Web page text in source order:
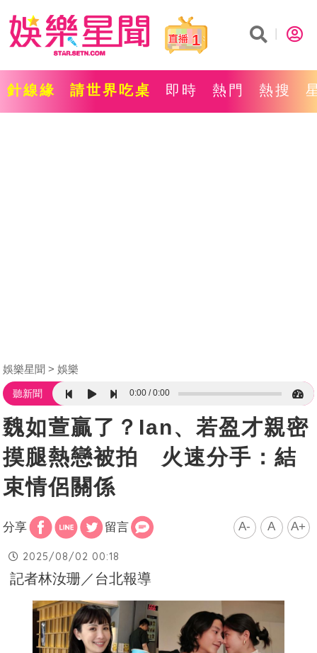
1
針線緣 請世界吃桌 即時 熱門 熱搜
娛樂星聞 娛樂
聽新聞 0:00 0:00
魏如萱贏了？Ian、若盈才親密
摸腿熱戀被拍 火速分手：結
束情侶關係
分享 留言 A- A A+
2025/08/02 00:18
記者林汝珊／台北報導